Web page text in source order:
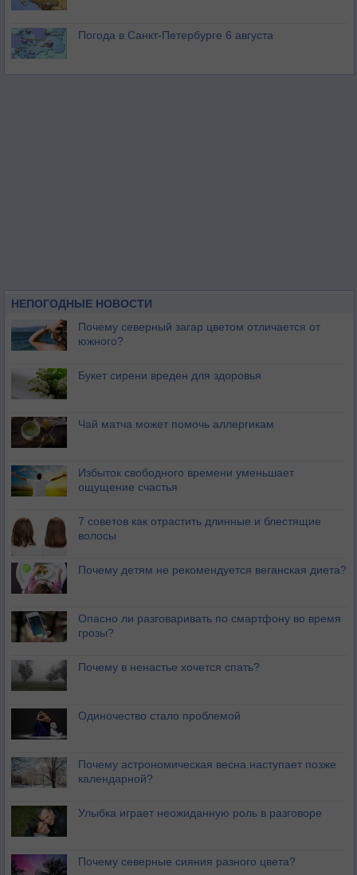
Погода в Санкт-Петербурге 6 августа
НЕПОГОДНЫЕ НОВОСТИ
Почему северный загар цветом отличается от
южного?
Букет сирени вреден для здоровья
Чай матча может помочь аллергикам
Избыток свободного времени уменьшает
ощущение счастья
7 советов как отрастить длинные и блестящие
волосы
Почему детям не рекомендуется веганская диета?
Опасно ли разговаривать по смартфону во время
грозы?
Почему в ненастье хочется спать?
Одиночество стало проблемой
Почему астрономическая весна наступает позже
календарной?
Улыбка играет неожиданную роль в разговоре
Почему северные сияния разного цвета?